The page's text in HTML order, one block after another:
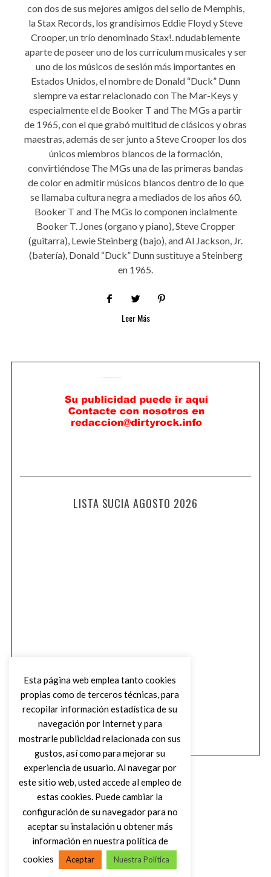
con dos de sus mejores amigos del sello de Memphis,
la Stax Records, los grandísimos Eddie Floyd y Steve
Crooper, un trío denominado Stax!. ndudablemente
aparte de poseer uno de los currículum musicales y ser
uno de los músicos de sesión más importantes en
Estados Unidos, el nombre de Donald “Duck” Dunn
siempre va estar relacionado con The Mar-Keys y
especialmente el de Booker T and The MGs a partir
de 1965, con el que grabó multitud de clásicos y obras
maestras, además de ser junto a Steve Crooper los dos
únicos miembros blancos de la formación,
convirtiéndose The MGs una de las primeras bandas
de color en admitir músicos blancos dentro de lo que
se llamaba cultura negra a mediados de los años 60.
Booker T and The MGs lo componen incialmente
Booker T. Jones (organo y piano), Steve Cropper
(guitarra), Lewie Steinberg (bajo), and Al Jackson, Jr.
(batería), Donald “Duck” Dunn sustituye a Steinberg
en 1965.
Leer Más
LISTA SUCIA AGOSTO 2026
VOLVER AL INICIO
Esta página web emplea tanto cookies
propias como de terceros técnicas, para
recopilar información estadística de su
navegación por Internet y para
mostrarle publicidad relacionada con sus
gustos, así como para mejorar su
experiencia de usuario. Al navegar por
este sitio web, usted accede al empleo de
estas cookies. Puede cambiar la
configuración de su navegador para no
aceptar su instalación u obtener más
información en nuestra política de
cookies
Aceptar Nuestra Política